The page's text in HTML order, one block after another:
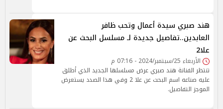
هند صبري سيدة أعمال وتحب ظافر
العابدين..تفاصيل جديدة لـ مسلسل البحث عن
علا2
الأربعاء 25/سبتمبر/2024 - 07:16 م
تنتظر الفنانة هند صبري عرض مسلسلها الجديد الذي أطلق
عليه صناعه اسم البحث عن علا 2 وفي هذا الصدد يستعرض
الموجز التفاصيل.